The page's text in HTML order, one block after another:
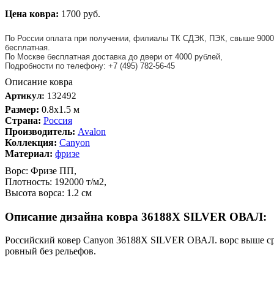
Цена ковра: 1700 руб.
По России оплата при получении, филиалы ТК СДЭК, ПЭК, свыше 9000
бесплатная.
По Москве бесплатная доставка до двери от 4000 рублей,
Подробности по телефону: +7 (495) 782-56-45
Описание ковра
Артикул: 132492
Размер: 0.8x1.5 м
Страна: Россия
Производитель: Avalon
Коллекция: Canyon
Материал: фризе
Ворс: Фризе ПП,
Плотность: 192000 т/м2,
Высота ворса: 1.2 см
Описание дизайна ковра 36188X SILVER ОВАЛ:
Российский ковер Canyon 36188X SILVER ОВАЛ. ворс выше
ровный без рельефов.